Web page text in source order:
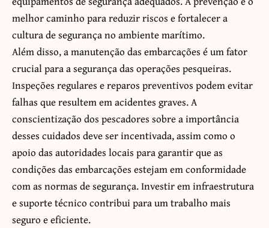
melhor caminho para reduzir riscos e fortalecer a
cultura de segurança no ambiente marítimo.
Além disso, a manutenção das embarcações é um fator
crucial para a segurança das operações pesqueiras.
Inspeções regulares e reparos preventivos podem evitar
falhas que resultem em acidentes graves. A
conscientização dos pescadores sobre a importância
desses cuidados deve ser incentivada, assim como o
apoio das autoridades locais para garantir que as
condições das embarcações estejam em conformidade
com as normas de segurança. Investir em infraestrutura
e suporte técnico contribui para um trabalho mais
seguro e eficiente.